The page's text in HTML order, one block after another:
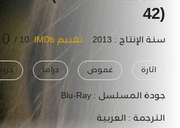
42)
سنة الإنتاج : 2013 تقييم IMDb 10 /
اثارة غموض دراما
جودة المسلسل : Blu-Ray
الترجمة : العربية